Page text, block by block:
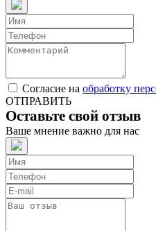
Согласие на обработку
ОТПРАВИТЬ
Оставьте свой отзыв
Ваше мнение важно для нас